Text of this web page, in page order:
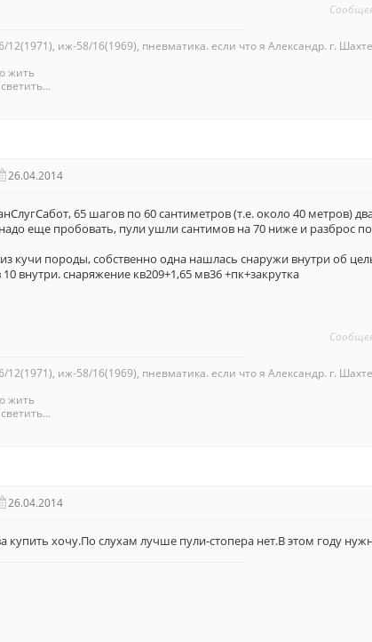
12(1971), иж-58/16(1969), пневматика. если что я Александр. г.
жить
26.04.2014
65 шагов по 60 сантиметров (т.е. около 40 метров)
еще пробовать, пули ушли сантимов на 70 ниже и разброс по
кучи породы, собственно одна нашлась снаружи внутри об
внутри. снаряжение кв209+1,65 мв36 +пк+закрутка
12(1971), иж-58/16(1969), пневматика. если что я Александр. г.
жить
26.04.2014
хочу.По слухам лучше пули-стопера нет.В этом году